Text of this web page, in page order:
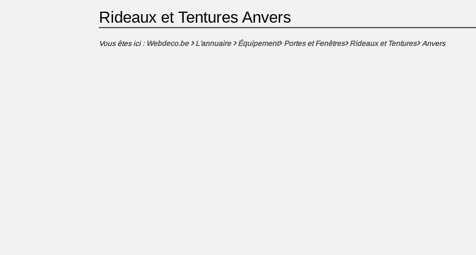
Rideaux et Tentures Anvers
Vous êtes ici : Webdeco.be L'annuaire Équipement Portes et Fenêtres Rideaux et Tentures Anvers